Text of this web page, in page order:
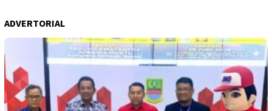
ADVERTORIAL